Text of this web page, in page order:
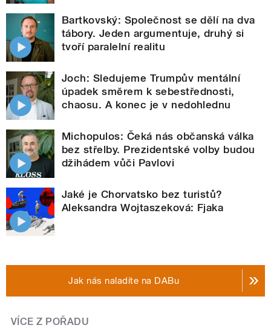
Bartkovský: Společnost se dělí na dva
tábory. Jeden argumentuje, druhý si
tvoří paralelní realitu
Joch: Sledujeme Trumpův mentální
úpadek směrem k sebestřednosti,
chaosu. A konec je v nedohlednu
Michopulos: Čeká nás občanská válka
bez střelby. Prezidentské volby budou
džihádem vůči Pavlovi
Jaké je Chorvatsko bez turistů?
Aleksandra Wojtaszeková: Fjaka
Jak nás naladíte na DABu
VÍCE Z POŘADU